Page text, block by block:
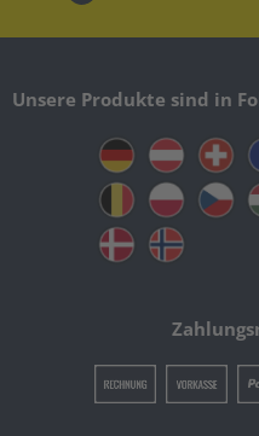
Unsere Produkte sind in